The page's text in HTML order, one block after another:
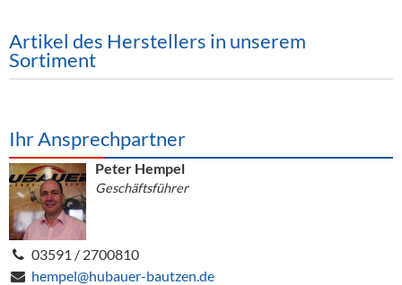
Alkoholfreie Getränke
Öle & Küchenartikel
Barzubehör
Equipment
Verpackung
Hygieneartikel & Desinfektion
Artikel des Herstellers in unserem
Sortiment
Ihr Ansprechpartner
Peter Hempel
Geschäftsführer
03591 / 2700810
hempel@hubauer-bautzen.de